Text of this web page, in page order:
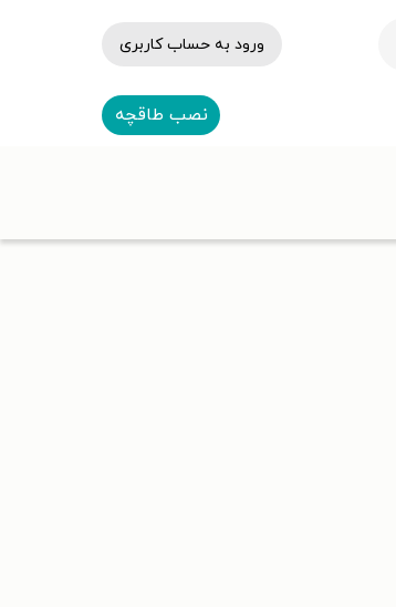
ورود به حساب کاربری
نصب طاقچه